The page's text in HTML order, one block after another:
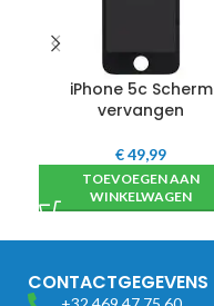
iPhone 5c Scherm
vervangen
€49,99
TOEVOEGEN AAN
WINKELWAGEN
CONTACTGEGEVENS